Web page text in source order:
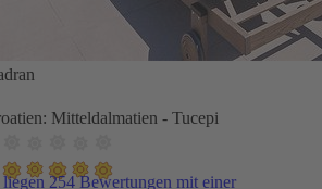
Mitteldalmatien - Tucepi
254 Bewertungen mit einer